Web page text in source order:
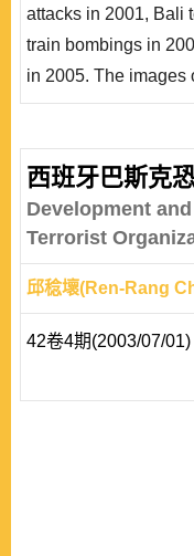
attacks in 2001, Bali
train bombings in
in 2005. The images
audience around the
In actuality, the
series of activities
terro..
西班牙巴斯克
Development
Terrorist
邱稔壞(Ren-Rang
42卷4期(2003/07/01)